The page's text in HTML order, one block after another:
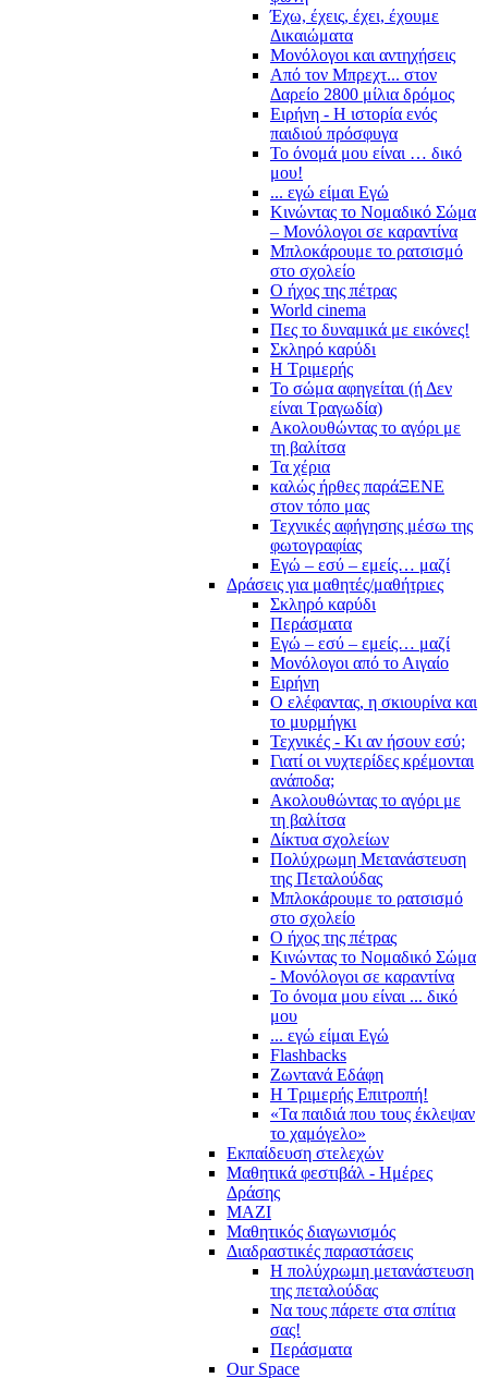
Έχω, έχεις, έχει, έχουμε
Δικαιώματα
Μονόλογοι και αντηχήσεις
Από τον Μπρεχτ... στον
Δαρείο 2800 μίλια δρόμος
Ειρήνη - Η ιστορία ενός
παιδιού πρόσφυγα
Το όνομά μου είναι … δικό
μου!
... εγώ είμαι Εγώ
Κινώντας το Νομαδικό Σώμα
– Μονόλογοι σε καραντίνα
Μπλοκάρουμε το ρατσισμό
στο σχολείο
Ο ήχος της πέτρας
World cinema
Πες το δυναμικά με εικόνες!
Σκληρό καρύδι
Η Τριμερής
Το σώμα αφηγείται (ή Δεν
είναι Τραγωδία)
Ακολουθώντας το αγόρι με
τη βαλίτσα
Τα χέρια
καλώς ήρθες παράΞΕΝΕ
στον τόπο μας
Τεχνικές αφήγησης μέσω της
φωτογραφίας
Εγώ – εσύ – εμείς… μαζί
Δράσεις για μαθητές/μαθήτριες
Σκληρό καρύδι
Περάσματα
Εγώ – εσύ – εμείς… μαζί
Μονόλογοι από το Αιγαίο
Ειρήνη
Ο ελέφαντας, η σκιουρίνα και
το μυρμήγκι
Τεχνικές - Κι αν ήσουν εσύ;
Γιατί οι νυχτερίδες κρέμονται
ανάποδα;
Ακολουθώντας το αγόρι με
τη βαλίτσα
Δίκτυα σχολείων
Πολύχρωμη Μετανάστευση
της Πεταλούδας
Μπλοκάρουμε το ρατσισμό
στο σχολείο
Ο ήχος της πέτρας
Κινώντας το Νομαδικό Σώμα
- Μονόλογοι σε καραντίνα
Το όνομα μου είναι ... δικό
μου
... εγώ είμαι Εγώ
Flashbacks
Ζωντανά Εδάφη
Η Τριμερής Επιτροπή!
«Τα παιδιά που τους έκλεψαν
το χαμόγελο»
Εκπαίδευση στελεχών
Μαθητικά φεστιβάλ - Ημέρες
Δράσης
ΜΑΖΙ
Μαθητικός διαγωνισμός
Διαδραστικές παραστάσεις
Η πολύχρωμη μετανάστευση
της πεταλούδας
Να τους πάρετε στα σπίτια
σας!
Περάσματα
Our Space